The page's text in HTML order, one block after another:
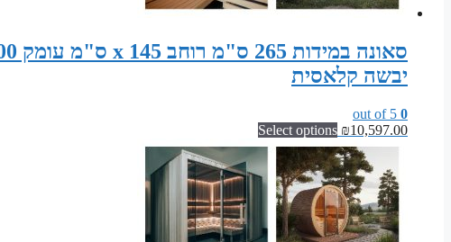
יבשה קלאסית
0
₪10,597.00
Select options